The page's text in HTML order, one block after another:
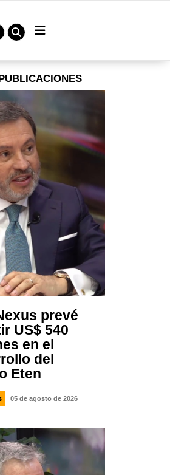
prevé
US$ 540
en el
del
Eten
05 de agosto de 2026